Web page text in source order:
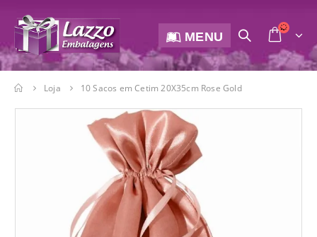
MENU
Loja 10 Sacos em Cetim 20X35cm Rose Gold